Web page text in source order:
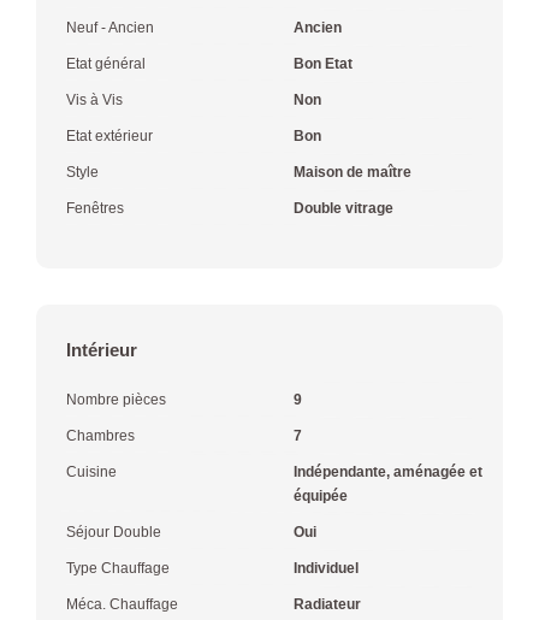
Neuf - Ancien Ancien
Etat général Bon Etat
Vis à Vis Non
Etat extérieur Bon
Style Maison de maître
Fenêtres Double vitrage
Intérieur
Nombre pièces 9
Chambres 7
Cuisine
Indépendante, aménagée et
équipée
Séjour Double Oui
Type Chauffage Individuel
Méca. Chauffage Radiateur